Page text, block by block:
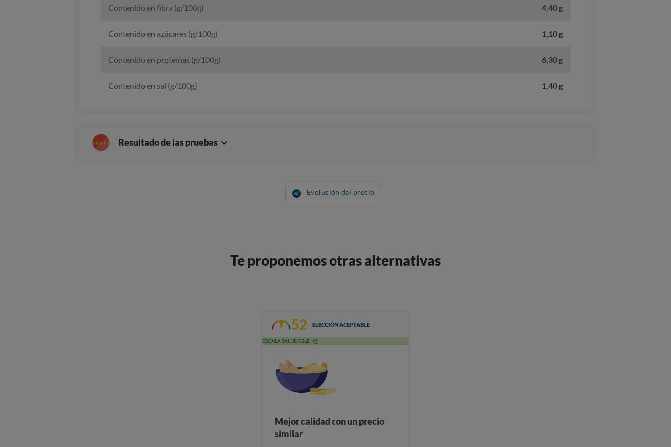
Contenido en fibra (g/100g) 4,40 g
Contenido en azúcares (g/100g) 1,10 g
Contenido en proteínas (g/100g) 6,30 g
Contenido en sal (g/100g) 1,40 g
Resultado de las pruebas
Evolución del precio
Te proponemos otras alternativas
52 ELECCIÓN ACEPTABLE
ESCALA SALUDABLE
Mejor calidad con un precio
similar